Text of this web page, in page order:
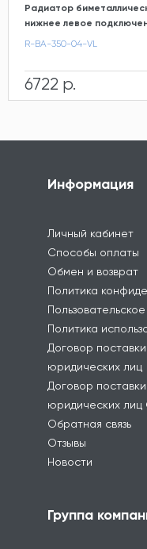
Радиатор
нижнее левое
R-BA-350-04-VL
6722 р.
Информация
Личный кабинет
Способы оплаты
Обмен и возврат
Политика
Политика
Договор
юридических лиц
Договор
юридических
Обратная связь
Отзывы
Новости
Группа